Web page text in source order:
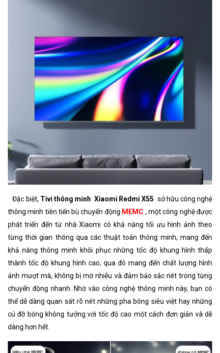
Đặc biệt, Tivi thông minh Xiaomi Redmi X55 sở hữu công nghệ
thông minh tiên tiến bù chuyển động MEMC , một công nghệ được
phát triển đến từ nhà Xiaomi có khả năng tối ưu hình ảnh theo
từng thời gian thông qua các thuật toán thông minh, mang đến
khả năng thông minh khôi phục những tốc độ khung hình thấp
thành tốc độ khung hình cao, qua đó mang đến chất lượng hình
ảnh mượt mà, không bị mờ nhiễu và đảm bảo sắc nét trong từng
chuyển động nhanh. Nhờ vào công nghệ thông minh này, bạn có
thể dễ dàng quan sát rõ nét những pha bóng siêu việt hay những
cú đỡ bóng không tưởng với tốc độ cao một cách đơn giản và dễ
dàng hơn hết.